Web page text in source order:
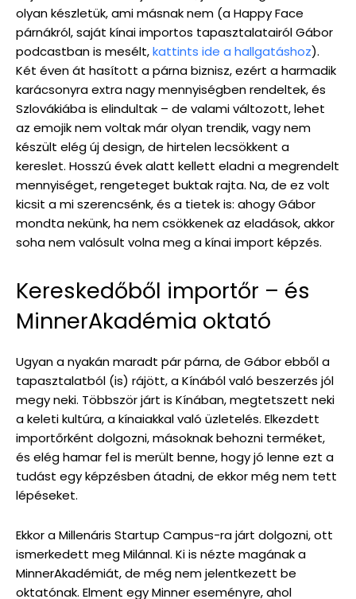
olyan készletük, ami másnak nem (a Happy Face
párnákról, saját kínai importos tapasztalatairól Gábor
podcastban is mesélt,kattints ide a hallgatáshoz).
Két éven át hasított a párna biznisz, ezért a harmadik
karácsonyra extra nagy mennyiségben rendeltek, és
Szlovákiába is elindultak – de valami változott, lehet
az emojik nem voltak már olyan trendik, vagy nem
készült elég új design, de hirtelen lecsökkent a
kereslet. Hosszú évek alatt kellett eladni a megrendelt
mennyiséget, rengeteget buktak rajta. Na, de ez volt
kicsit a mi szerencsénk, és a tietek is: ahogy Gábor
mondta nekünk, ha nem csökkenek az eladások, akkor
soha nem valósult volna meg a kínai import képzés.
Kereskedőből importőr – és
MinnerAkadémia oktató
Ugyan a nyakán maradt pár párna, de Gábor ebből a
tapasztalatból (is) rájött, a Kínából való beszerzés jól
megy neki. Többször járt is Kínában, megtetszett neki
a keleti kultúra, a kínaiakkal való üzletelés. Elkezdett
importőrként dolgozni, másoknak behozni terméket,
és elég hamar fel is merült benne, hogy jó lenne ezt a
tudást egy képzésben átadni, de ekkor még nem tett
lépéseket.
Ekkor a Millenáris Startup Campus-ra járt dolgozni, ott
ismerkedett meg Milánnal. Ki is nézte magának a
MinnerAkadémiát, de még nem jelentkezett be
oktatónak. Elment egy Minner eseményre, ahol